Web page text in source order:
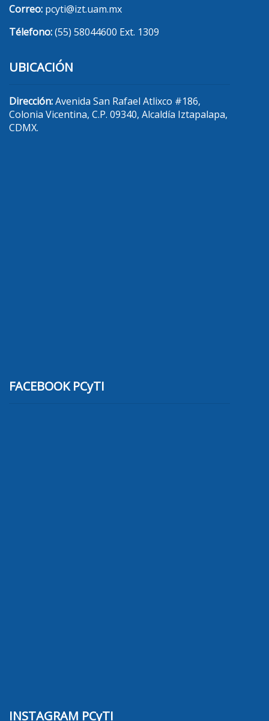
Correo: pcyti@izt.uam.mx
Télefono:(55) 58044600 Ext. 1309
UBICACIÓN
Dirección:Avenida San Rafael Atlixco #186,
Colonia Vicentina, C.P. 09340, Alcaldía Iztapalapa,
CDMX.
FACEBOOK PCyTI
INSTAGRAM PCyTI